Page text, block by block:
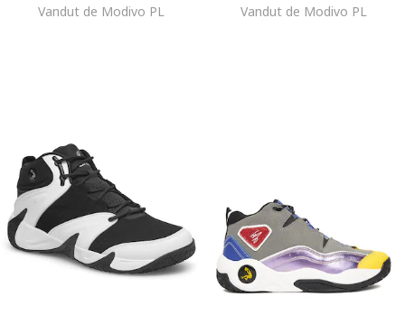
Vandut de Modivo PL Vandut de Modivo PL